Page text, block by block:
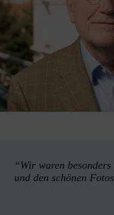
“Wir waren
und den schönen